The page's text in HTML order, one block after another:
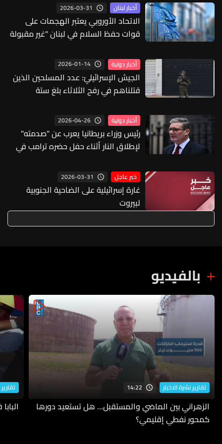
أخبار لبنان 2026-03-31
الاتحاد الأوروبي يعتبر الهجمات على
قوات حفظ السلام في لبنان "غير مقبولة
أخبار دولية 2026-01-14
الجيش الإسرائيليّ: عدد المسلحين الذين
قتلناهم في رفح الثلاثاء بلغ ستة
أخبار دولية 2026-04-26
رئيس وزراء بريطانيا يعرب عن "صدمته"
لإطلاق النار أثناء حفل حضره ترامب في
خبر عاجل 2026-03-31
غارة إسرائيلية على الضاحية الجنوبية
لبيروت
بالفيديو
تقارير نشرة الاخبار 14:22
الزهراني بين الماضي والمستقبل... هل تستعيد دورها
كمحور نفطي إقليمي؟